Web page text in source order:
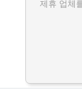
제휴 업체